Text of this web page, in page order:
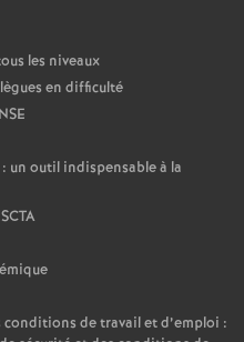
les niveaux
en difficulté
un outil indispensable à la
de travail et d’emploi :